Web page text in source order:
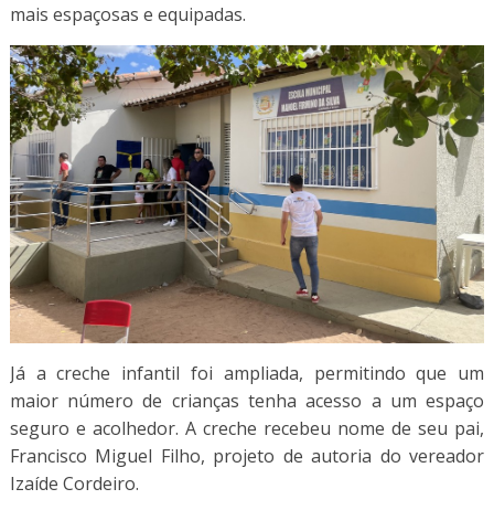
mais espaçosas e equipadas.
Já a creche infantil foi ampliada, permitindo que um
maior número de crianças tenha acesso a um espaço
seguro e acolhedor. A creche recebeu nome de seu pai,
Francisco Miguel Filho, projeto de autoria do vereador
Izaíde Cordeiro.